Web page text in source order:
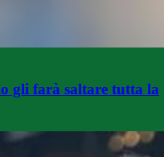
gli farà saltare tutta la